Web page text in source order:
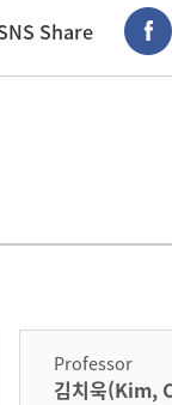
Share
Professor
김치욱(Kim,